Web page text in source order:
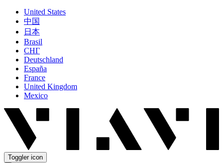
United States
中国
日本
Brasil
СНГ
Deutschland
España
France
United Kingdom
Mexico
Toggler icon